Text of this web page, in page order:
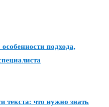
подхода,
текста: что нужно знать